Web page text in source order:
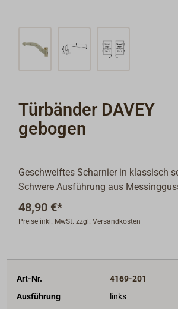
Türbänder DAVEY
gebogen
Geschweiftes Scharnier in klassisch
Schwere Ausführung aus
48,90 €*
Preise inkl. MwSt. zzgl. Versandkosten
Art-Nr.
4169-201
Ausführung
links